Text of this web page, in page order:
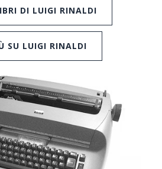
DI LUIGI RINALDI
SU LUIGI RINALDI